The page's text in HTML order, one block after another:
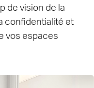
de vision de la
confidentialité et
vos espaces